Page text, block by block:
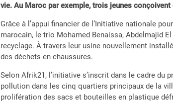
vie. Au Maroc par exemple, trois jeunes
Grâce à l’appui financier de l’Initiative nationale
marocain, le trio Mohamed Benaissa, Abdelmajid
recyclage. À travers leur usine nouvellement
des déchets en chaussures.
Selon Afrik21, l’initiative s’inscrit dans le cadre du
pollution dans les cinq quartiers principaux de la
prolifération des sacs et bouteilles en plastique